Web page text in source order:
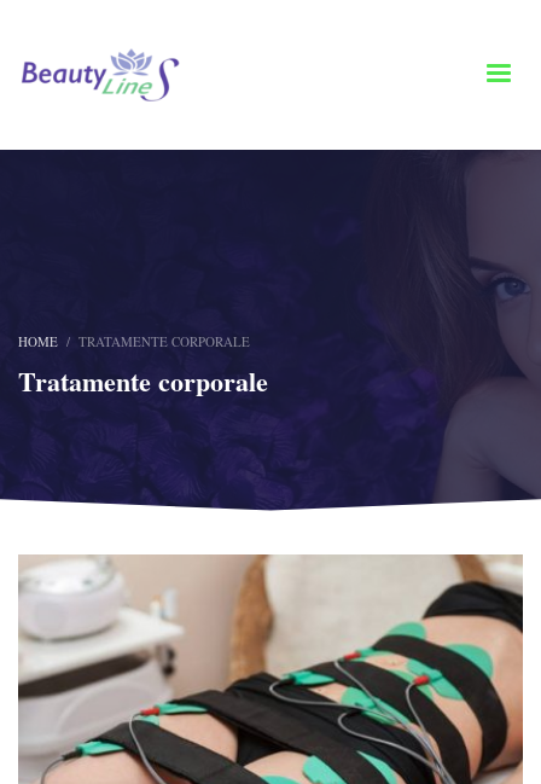
HOME TRATAMENTE CORPORALE
Tratamente corporale